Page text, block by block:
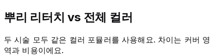
뿌리 리터치 vs 전체 컬러
두 시술 모두 같은 컬러 포뮬러를 사용해요. 차이는 커버 영
역과 비용이에요.